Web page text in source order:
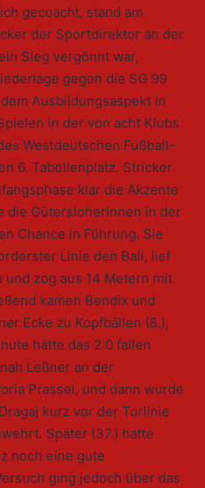
gecoacht, stand am
der Sportdirektor an der
Sieg vergönnt war,
gegen die SG 99
Ausbildungsaspekt in
in der von acht Klubs
Westdeutschen Fußball-
6. Tabellenplatz. Stricker
klar die Akzente
die Gütersloherinnen in der
Chance in Führung. Sie
Linie den Ball, lief
zog aus 14 Metern mit
kamen Bendix und
Ecke zu Kopfbällen (8.),
hätte das 2:0 fallen
Leßner an der
Prassel, und dann wurde
kurz vor der Torlinie
Später (37.) hatte
noch eine gute
ging jedoch über das